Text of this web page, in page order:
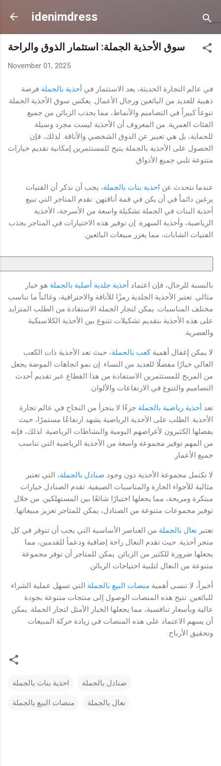
Skip to main content
idenimdress
سوق الأحذية الجملة: استثمار الذوق والراحة
November 01, 2025
في عالم التجارة الحديثة، يعد الاستثمار في أحذية بالجملة فرصة
ذهبية للعديد من البائعين ورجال الأعمال. يعكس سوق الأحذية الجملة
تنوعاً كبيراً في التصاميم والأنماط، مما يجذب الزبائن من جميع
الفئات العمرية. من المعروف أن الأحذية ليست مجرد وسيلة
للحماية، بل هي تعبير عن الذوق الشخصي والأناقة. لذلك، فإن
الحصول على الأحذية بالجملة يتيح للمستثمرين إمكانية تقديم خيارات
متنوعة تلبي جميع الأذواق.
عندما نتحدث عن احذية بنات بالجملة، يجب أن نذكر أن الفتيات
يرغبن دائماً في أن يكن في قمة أناقتهن. تقدم المتاجر التي تبيع
أحذية البنات في الجملة تشكيلة واسعة من الأسرجة، الأحذية
الرياضية، وأحذية السهرة. إن توفير هذه الاختيارات في المتاجر يجذب
الفتيات الشابات، مما يعزز مبيعات البائعين.
بالنسبة للرجال، فإن اعتماد أحذية جلدية أصلية بالجملة هو خيار
مثالي. تعتبر الأحذية الجلدية رمزًا للأناقة والاحترافية، وغالباً ما تناسب
مختلف المناسبات. يمكن لتجار الجملة الاستفادة من الطلب المتزايد
على هذه الأحذية بتقديم تشكيلات تتنوع بين الأحذية الكلاسيكية
والعصرية.
لا يمكن إغفال أهميةكعب بالجملة، حيث تعد الأحذية ذات الكعب
العالي خيارًا مفضلًا للعديد من النساء. إن نمو اتجاهات الموضة يجعل
من المربح للمستثمرين الاستفادة من هذا القطاع عبر تقديم أحدث
التصاميم والتنوع في الارتفاعات والألوان.
تعد أحذية رياضية بالجملة جزءًا لا يتجزأ من النجاح في عالم تجارة
الأحذية. الطلب على الأحذية الرياضية يشهد ارتفاعًا مستمرًا، حيث
يفضلها الكثيرون لأغراضهم اليومية والنشاطات الرياضية. لذلك، فإنه
من المهم توفير مجموعة واسعة من الأحذية الرياضية التي تناسب
جميع الأعمار.
لا تكتمل مجموعة الأحذية دون وجود صنادل بالجملة، التي تعتبر
مثالية للأجواء الحارة والمناسبات الصيفية. تقدم الصنادل خيارات
مبتكرة ومريحة، مما يجعلها اختيارًا شائعًا بين المستهلكين. من خلال
توفير مجموعات متنوعة من الصنادل، يمكن للمتاجر تعزيز مبيعاتها.
تعتبر نعال بالجملة من العناصر الأساسية التي يجب أن تتوفر في كل
متجر أحذية. حيث تقدم النعال راحة إضافية ودعماً للقدمين، مما
يجعلها ضرورة للكثير من الزبائن. يمكن للمتاجر أن توفر مجموعة
متنوعة من النعال لتلبية احتياجات الزبائن.
أخيراً، لا تنسى أهمية منصات البيع بالجملة التي تسهل عملية الشراء
للبائعين. تتيح هذه المنصات الوصول إلى منتجات متنوعة بجودة
عالية وبأسعار تنافسية، مما يجعلها الخيار الأمثل لتجار الجملة. يمكن
أن يسهم الاعتماد على هذه المنصات في زيادة حركة المبيعات
وتحقيق الأرباح.
احذية بنات بالجملة صنادل بالجملة
منصات البيع بالجملة نعال بالجملة